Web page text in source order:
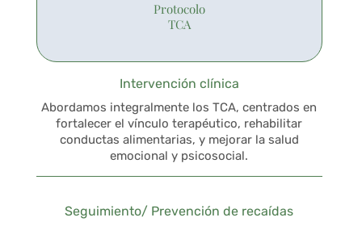
Protocolo
TCA
Intervención clínica
Abordamos integralmente los TCA, centrados en
fortalecer el vínculo terapéutico, rehabilitar
conductas alimentarias, y mejorar la salud
emocional y psicosocial.
Seguimiento/ Prevención de recaídas